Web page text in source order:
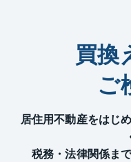
買換
ご
居住用不動産をはじ
税務・法律関係ま